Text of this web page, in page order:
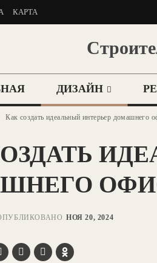
КАРТА
ДИЗАЙН
Как создать идеальный интерьер домашнего
НОЯ 20, 2024